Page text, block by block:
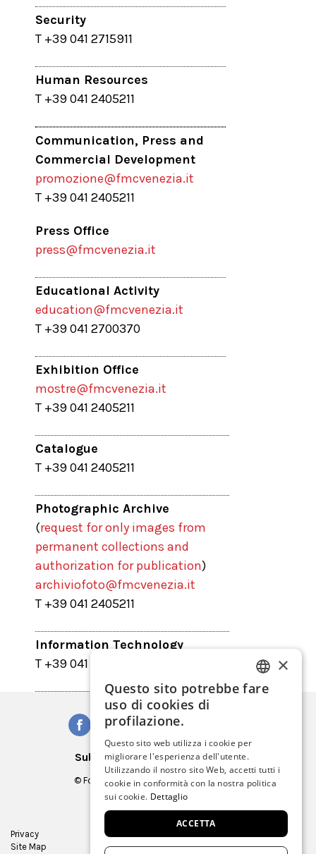
Security
T +39 041 2715911
Human Resources
T +39 041 2405211
Communication, Press and
Commercial Development
promozione@fmcvenezia.it
T +39 041 2405211
Press Office
press@fmcvenezia.it
Educational Activity
education@fmcvenezia.it
T +39 041 2700370
Exhibition Office
mostre@fmcvenezia.it
T +39 041 2405211
Catalogue
T +39 041 2405211
Photographic Archive
(request for only images from
permanent collections and
authorization for publication)
archiviofoto@fmcvenezia.it
T +39 041 2405211
Information Technology
T +39 041 2700353
Subscribe to our Newsletter
© Fondazione Musei Civici di Venezia
C.F. e P.IVA 03842230272
Privacy
Site Map
Virtual tour
ITALIAN
GERMAN
FRENCH
×
Questo sito potrebbe fare
uso di cookies di
profilazione.
Questo sito web utilizza i cookie per
migliorare l'esperienza dell'utente.
Utilizzando il nostro sito Web, accetti tutti i
cookie in conformità con la nostra politica
sui cookie. Dettaglio
ACCETTA